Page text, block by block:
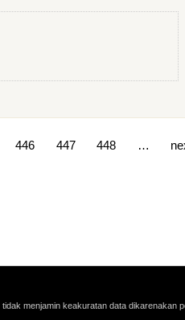
446 447 448
tidak menjamin keakuratan data dikarenakan